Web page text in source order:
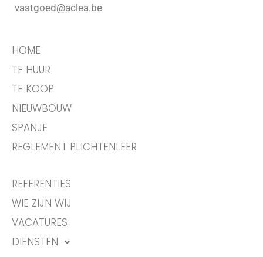
vastgoed@aclea.be
HOME
TE HUUR
TE KOOP
NIEUWBOUW
SPANJE
REGLEMENT PLICHTENLEER
REFERENTIES
WIE ZIJN WIJ
VACATURES
DIENSTEN